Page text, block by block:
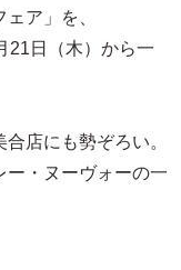
ア」を、
21日（木）から一
店にも勢ぞろい。
ー・ヌーヴォーの一